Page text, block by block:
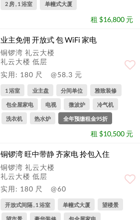
2 房 , 1 浴室 单幢式大厦
租 $16,800 元
业主免佣 开放式 包 WiFi 家电
铜锣湾 礼云大楼
礼云大楼 低层
实用: 180 尺
@58.3 元
1 浴室 业主盘 分间单位 雅致装修
包全屋家电 电视 微波炉 冷气机
洗衣机 热水炉 全年预缴租金95折
租 $10,500 元
铜锣湾 旺中带静 齐家电 拎包入住
铜锣湾 礼云大楼
礼云大楼 低层
实用: 180 尺
@60
开放式间隔 , 1 浴室 单幢式大厦 望楼景
望市景 豪华装修 包全屋家电